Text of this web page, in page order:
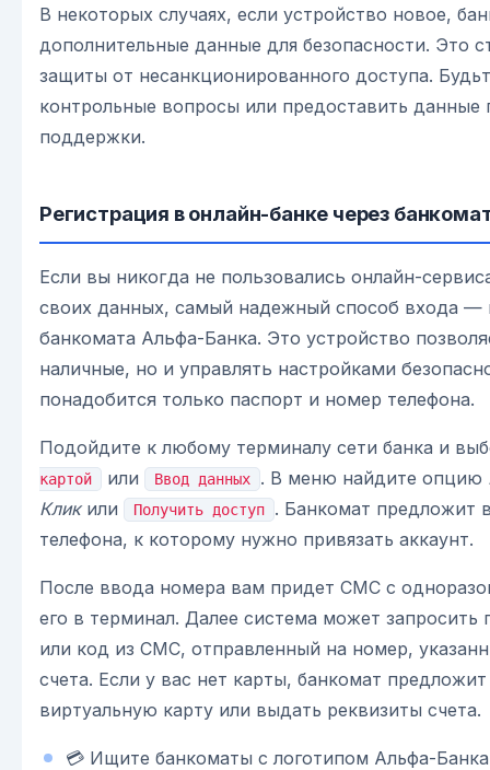
В некоторых случаях, если устройство новое,
дополнительные данные для безопасности. Это
защиты от несанкционированного доступа.
контрольные вопросы или предоставить данные
поддержки.
Регистрация в онлайн-банке через
Если вы никогда не пользовались онлайн-
своих данных, самый надежный способ входа —
банкомата Альфа-Банка. Это устройство
наличные, но и управлять настройками
понадобится только паспорт и номер телефона.
Подойдите к любому терминалу сети банка и
картой или Ввод данных . В меню найдите опцию
Кликили Получить доступ
. Банкомат предложит
телефона, к которому нужно привязать аккаунт.
После ввода номера вам придет СМС с
его в терминал. Далее система может запросить
или код из СМС, отправленный на номер,
счета. Если у вас нет карты, банкомат
виртуальную карту или выдать реквизиты счета.
💳 Ищите банкоматы с логотипом Альфа-